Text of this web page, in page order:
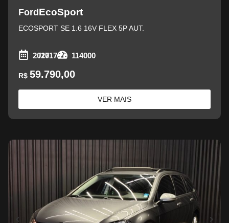
Ford EcoSport
ECOSPORT SE 1.6 16V FLEX 5P AUT.
2017
/2017 114000
R$59.790,00
VER MAIS